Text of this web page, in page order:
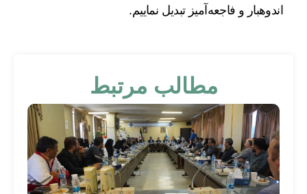
اندوهبار و فاجعه‌آمیز تبدیل نماییم.
مطالب مرتبط